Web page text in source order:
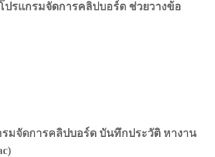
ปรแกรมจัดการคลิปบอร์ด ช่วยวางข้อ
รมจัดการคลิปบอร์ด บันทึกประวัติ หางาน